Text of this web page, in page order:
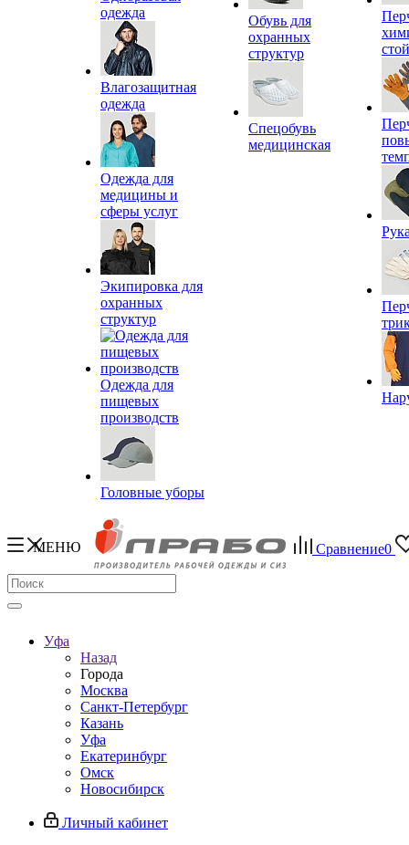
одежда
Влагозащитная
одежда
Одежда для
медицины и
сферы услуг
Экипировка для
охранных
структур
Одежда для
пищевых
производств
Головные уборы
Обувь для
охранных
структур
Спецобувь
медицинская
МЕНЮ Сравнение0
Уфа
Назад
Города
Москва
Санкт-Петербург
Казань
Уфа
Екатеринбург
Омск
Новосибирск
Личный кабинет